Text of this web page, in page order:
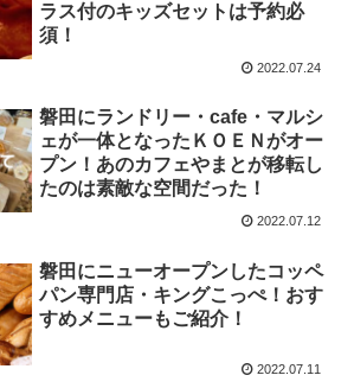
ラス付のキッズセットは予約必
須！
2022.07.24
磐田にランドリー・cafe・マルシ
ェが一体となったＫＯＥＮがオー
プン！あのカフェやまとが移転し
たのは素敵な空間だった！
2022.07.12
磐田にニューオープンしたコッペ
パン専門店・キングこっぺ！おす
すめメニューもご紹介！
2022.07.11